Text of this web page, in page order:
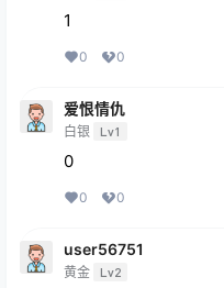
1
0 0
爱恨情仇
白银 Lv1
0
0 0
user56751
黄金 Lv2